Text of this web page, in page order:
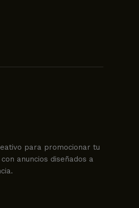
para promocionar tu
anuncios diseñados a